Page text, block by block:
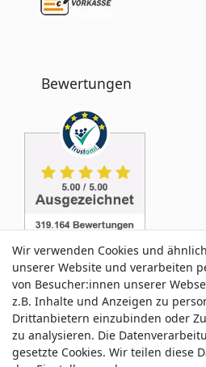
Bewertungen
Service & Kontakt
Wir verwenden Cookies und
unserer Website und verarbeiten
von Besucher:innen unserer
z.B. Inhalte und Anzeigen zu
Drittanbietern einzubinden oder
zu analysieren. Die
gesetzte Cookies. Wir teilen diese